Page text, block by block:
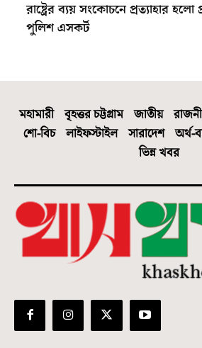
রাষ্ট্রের ব্যয় সংকোচনে প্রত্যাহার হলো
পুলিশ এসকর্ট
মহামারী বৃহত্তর চট্টগ্রাম জাতীয়
শো-বিচ
লাইফস্টাইল সারাদেশ অর্থ-
ভিন্ন খবর